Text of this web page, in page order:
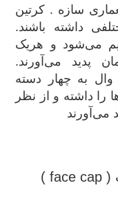
سازه . کرتین
داشته باشند.
می‌شود و هریک
پدید می‌آورند.
به چهار دسته
داشته و از نظر
می‌آورند